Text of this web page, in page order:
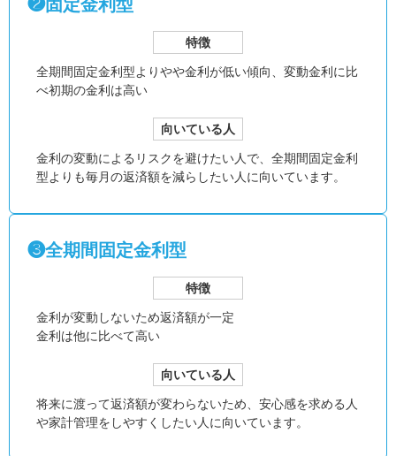
❷固定金利型
特徴
全期間固定金利型よりやや金利が低い傾向、 変動金利に比
べ初期の金利は高い
向いている人
金利の変動によるリスクを避けたい人で、全期間固定金利
型よりも毎月の返済額を減らしたい人に向いています。
❸全期間固定金利型
特徴
金利が変動しないため返済額が一定
金利は他に比べて高い
向いている人
将来に渡って返済額が変わらないため、安心感を求める人
や家計管理をしやすくしたい人に向いています。